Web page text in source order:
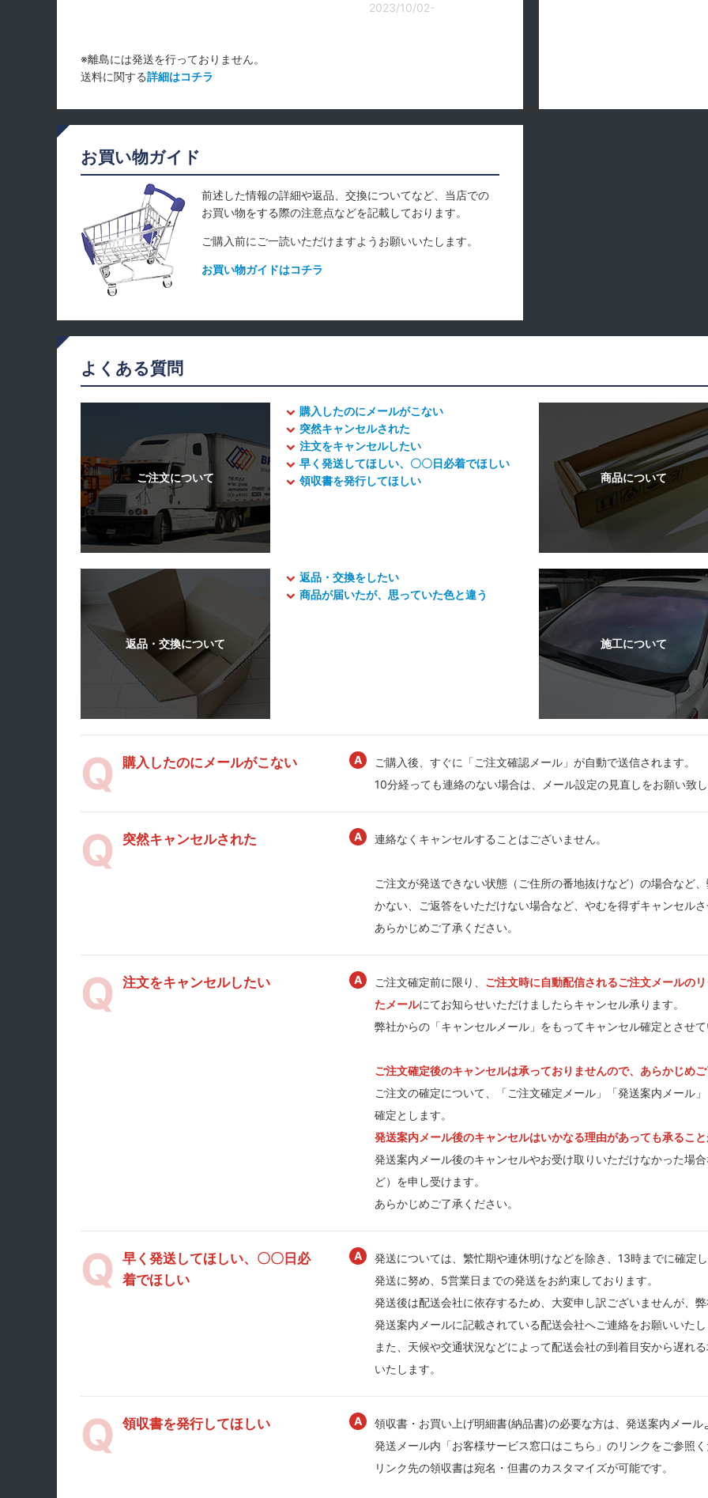
2023/10/02-
※離島には発送を行っておりません。
送料に関する詳細はコチラ
お買い物ガイド
前述した情報の詳細や返品、交換についてなど、当店での
お買い物をする際の注意点などを記載しております。
ご購入前にご一読いただけますようお願いいたします。
お買い物ガイドはコチラ
よくある質問
購入したのにメールがこない
突然キャンセルされた
注文をキャンセルしたい
早く発送してほしい、〇〇日必着でほしい
領収書を発行してほしい
返品・交換をしたい
商品が届いたが、思っていた色と違う
購入したのにメールがこない
ご購入後、すぐに「ご注文確認メール」が自動で送信されます。
10分経っても連絡のない場合は、メール設定の見直しをお願い致
突然キャンセルされた 連絡なくキャンセルすることはございません。
ご注文が発送できない状態（ご住所の番地抜けなど）の場合など
かない、ご返答をいただけない場合など、やむを得ずキャンセル
あらかじめご了承ください。
注文をキャンセルしたい ご注文確定前に限り、 ご注文時に自動配信されるご注文メールの
たメールにてお知らせいただけましたらキャンセル承ります。
弊社からの「キャンセルメール」をもってキャンセル確定とさせ
ご注文確定後のキャンセルは承っておりませんので、あらかじめ
ご注文の確定について、「ご注文確定メール」「発送案内メール
確定とします。
発送案内メール後のキャンセルはいかなる理由があっても承るこ
発送案内メール後のキャンセルやお受け取りいただけなかった場
ど）を申し受けます。
あらかじめご了承ください。
早く発送してほしい、〇〇日必
着でほしい
発送については、繁忙期や連休明けなどを除き、13時までに確定
発送に努め、5営業日までの発送をお約束しております。
発送後は配送会社に依存するため、大変申し訳ございませんが、
発送案内メールに記載されている配送会社へご連絡をお願いいた
また、天候や交通状況などによって配送会社の到着目安から遅れ
いたします。
領収書を発行してほしい
領収書・お買い上げ明細書(納品書)の必要な方は、発送案内メー
発送メール内「お客様サービス窓口はこちら」のリンクをご参照
リンク先の領収書は宛名・但書のカスタマイズが可能です。